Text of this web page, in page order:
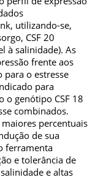
utilizando-se,
CSF 20
à salinidade). As
frente aos
para o estresse
para
o genótipo CSF 18
combinados.
percentuais
de sua
ferramenta
e tolerância de
e altas